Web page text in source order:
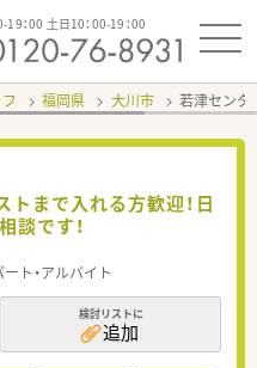
19：00 土日10：00-19：00
福岡県 大川市 若津センタ
まで入れる方歓迎！日
談です！
ート・アルバイト
検討リストに
追加